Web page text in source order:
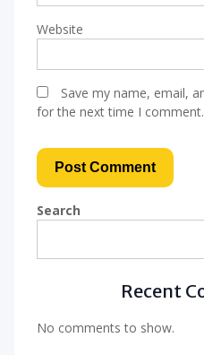
Website
Save my name, email,
for the next time I comment.
Search
Recent
No comments to show.